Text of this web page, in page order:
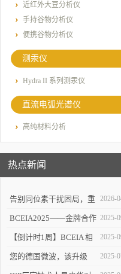
近红外大豆分析仪
手持谷物分析仪
便携谷物分析仪
测汞仪
Hydra II 系列测汞仪
直流电弧光谱仪
高纯材料分析
热点新闻
告别同位素干扰困局，重
塑 ICP-MS 分析新境界！
2026-
BCEIA2025——金牌合作
伙伴的见证
2025-
【倒计时1周】BCEIA 相
约利曼 不见不散 9.10-12
2025-
您的德国微波，该升级 2025-